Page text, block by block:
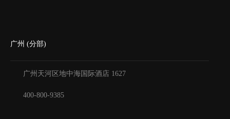
广州 (分部)
广州天河区地中海国际酒店 1627
400-800-9385